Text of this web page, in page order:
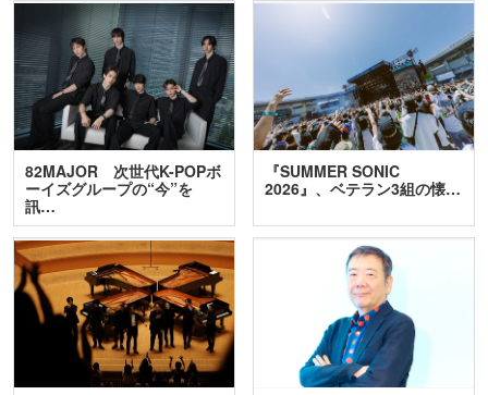
82MAJOR 次世代K-POPボ
ーイズグループの“今”を
訊…
『SUMMER SONIC
2026』、ベテラン3組の懐…